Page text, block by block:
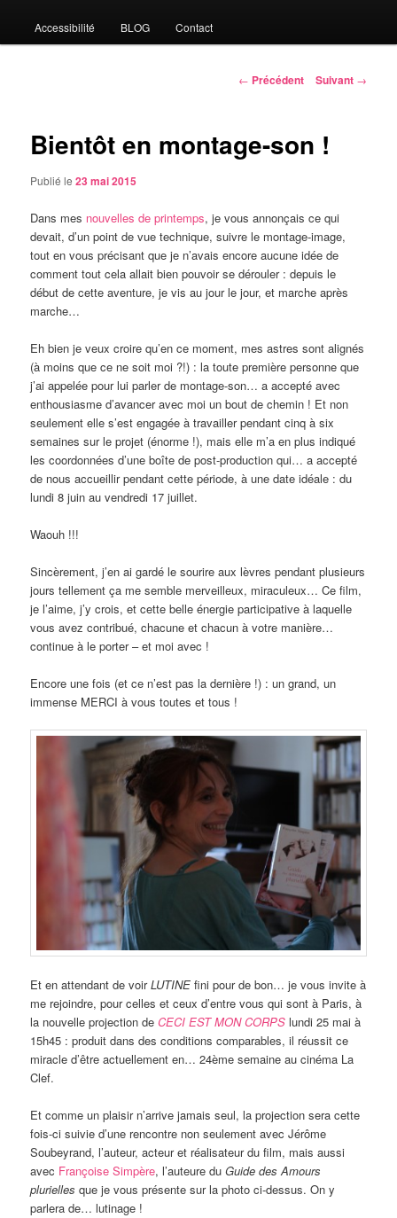
Accessibilité BLOG Contact
Navigation
← Précédent Suivant →
Bientôt en montage-son !
Publié le23 mai 2015
Dans mes nouvelles de printemps, je vous annonçais ce qui
devait, d’un point de vue technique, suivre le montage-image,
tout en vous précisant que je n’avais encore aucune idée de
comment tout cela allait bien pouvoir se dérouler : depuis le
début de cette aventure, je vis au jour le jour, et marche après
marche…
Eh bien je veux croire qu’en ce moment, mes astres sont alignés
(à moins que ce ne soit moi ?!) : la toute première personne que
j’ai appelée pour lui parler de montage-son… a accepté avec
enthousiasme d’avancer avec moi un bout de chemin ! Et non
seulement elle s’est engagée à travailler pendant cinq à six
semaines sur le projet (énorme !), mais elle m’a en plus indiqué
les coordonnées d’une boîte de post-production qui… a accepté
de nous accueillir pendant cette période, à une date idéale : du
lundi 8 juin au vendredi 17 juillet.
Waouh !!!
Sincèrement, j’en ai gardé le sourire aux lèvres pendant plusieurs
jours tellement ça me semble merveilleux, miraculeux… Ce film,
je l’aime, j’y crois, et cette belle énergie participative à laquelle
vous avez contribué, chacune et chacun à votre manière…
continue à le porter – et moi avec !
Encore une fois (et ce n’est pas la dernière !) : un grand, un
immense MERCI à vous toutes et tous !
Et en attendant de voirLUTINE fini pour de bon… je vous invite à
me rejoindre, pour celles et ceux d’entre vous qui sont à Paris, à
la nouvelle projection deCECI EST MON CORPS lundi 25 mai à
15h45 : produit dans des conditions comparables, il réussit ce
miracle d’être actuellement en… 24ème semaine au cinéma La
Clef.
Et comme un plaisir n’arrive jamais seul, la projection sera cette
fois-ci suivie d’une rencontre non seulement avec Jérôme
Soubeyrand, l’auteur, acteur et réalisateur du film, mais aussi
avec Françoise Simpère, l’auteure duGuide des Amours
plurielles que je vous présente sur la photo ci-dessus. On y
parlera de… lutinage !